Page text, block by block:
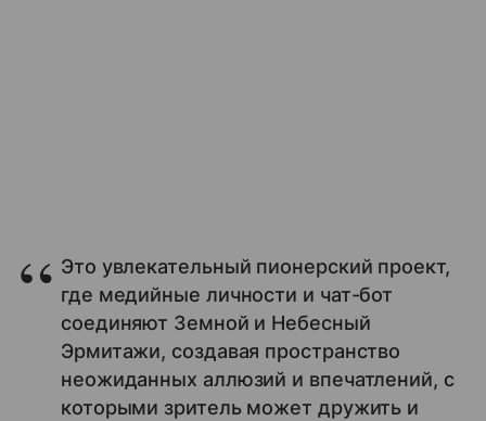
Это увлекательный пионерский проект,
где медийные личности и чат-бот
соединяют Земной и Небесный
Эрмитажи, создавая пространство
неожиданных аллюзий и впечатлений, с
которыми зритель может дружить и